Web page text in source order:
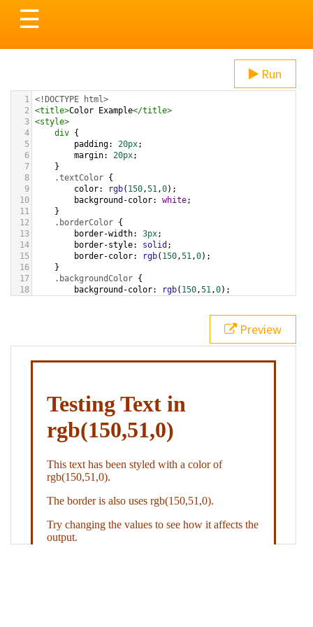
Toggle
navigation
☰
Run
1 <!DOCTYPE html>
2
<title>Color Example</title>
3 <style>
4
div {
5
padding: 20px;
6
margin: 20px;
7
}
8
.textColor {
9
color: rgb( 150,51,0);
10
background-color: white;
11
}
12
.borderColor {
13
border-width: 3px;
14
border-style: solid ;
15
border-color: rgb( 150,51,0);
16
}
17
.backgroundColor {
18
background-color: rgb( 150,51,0);
bottom ,
white, rgb(150,51,0));
div class="textColor borderColor"
< h1>Testing Text in rgb(150,51,0)
Preview